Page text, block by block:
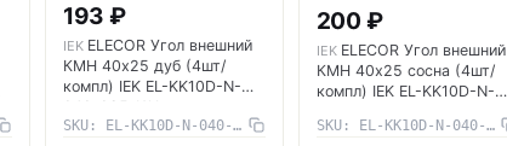
193 ₽
IEK ELECOR Угол внешний
КМН 40х25 дуб (4шт/
компл) IEK EL-KK10D-N-
040-025-K11
SKU: EL-KK10D-N-040-025-K11
200 ₽
IEK ELECOR Угол внешний
КМН 40х25 сосна (4шт/
компл) IEK EL-KK10D-N-
SKU: EL-KK10D-N-040-025-K34